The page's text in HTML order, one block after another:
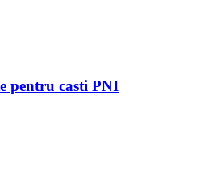
pentru casti PNI